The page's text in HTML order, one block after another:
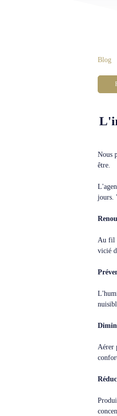
Blog
Nous
être.
jours.
Au fil
vicié
Aérer